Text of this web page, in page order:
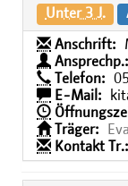
Unter 3 J.
Anschrift:
Ansprechp.:
Telefon:
E-Mail:
Träger:
Kontakt Tr.: